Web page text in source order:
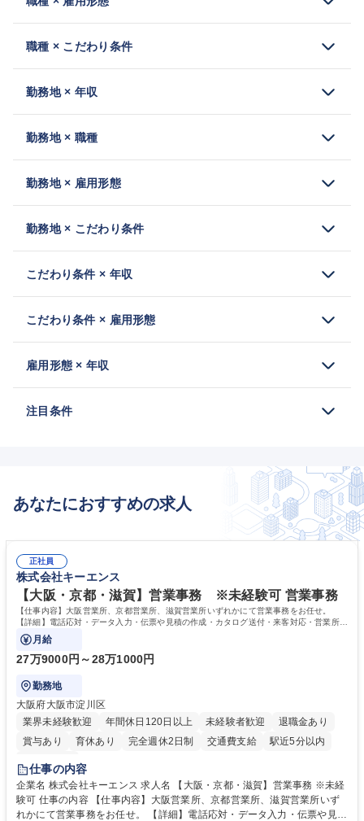
職種 × こだわり条件
勤務地 × 年収
勤務地 × 職種
勤務地 × 雇用形態
勤務地 × こだわり条件
こだわり条件 × 年収
こだわり条件 × 雇用形態
雇用形態 × 年収
注目条件
あなたにおすすめの求人
正社員
株式会社キーエンス
【大阪・京都・滋賀】営業事務 ※未経験可 営業事務
【仕事内容】大阪営業所、京都営業所、滋賀営業所いずれかにて営業事務をお任せ。
【詳細】電話応対・データ入力・伝票や見積の作成・カタログ送付・来客対応・営業所内
で発生する事務業務や業務改善をお任せ。
月給
27万9000円～28万1000円
勤務地
大阪府大阪市淀川区
業界未経験歓迎
年間休日120日以上 未経験者歓迎
退職金あり
賞与あり
育休あり 完全週休2日制 交通費支給
駅近5分以内
土日祝休み
仕事の内容
企業名 株式会社キーエンス 求人名 【大阪・京都・滋賀】営業事務 ※未経
験可 仕事の内容 【仕事内容】大阪営業所、京都営業所、滋賀営業所いず
れかにて営業事務をお任せ。 【詳細】電話応対・データ入力・伝票や見積